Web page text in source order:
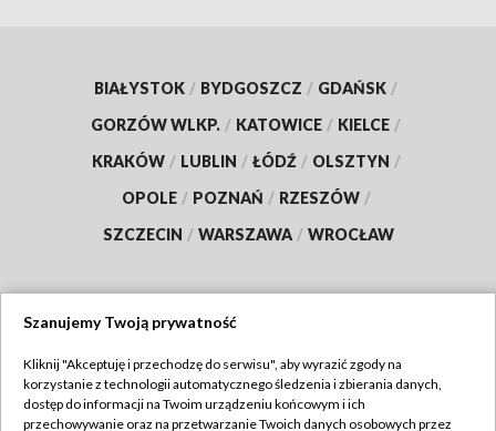
BIAŁYSTOK / BYDGOSZCZ / GDAŃSK /
GORZÓW WLKP. / KATOWICE / KIELCE /
KRAKÓW / LUBLIN / ŁÓDŹ / OLSZTYN /
OPOLE / POZNAŃ / RZESZÓW /
SZCZECIN / WARSZAWA / WROCŁAW
TVP
Abonament TVP
Szanujemy Twoją prywatność
Kliknij "Akceptuję i przechodzę do serwisu", aby wyrazić zgody na
korzystanie z technologii automatycznego śledzenia i zbierania danych,
dostęp do informacji na Twoim urządzeniu końcowym i ich
przechowywanie oraz na przetwarzanie Twoich danych osobowych przez